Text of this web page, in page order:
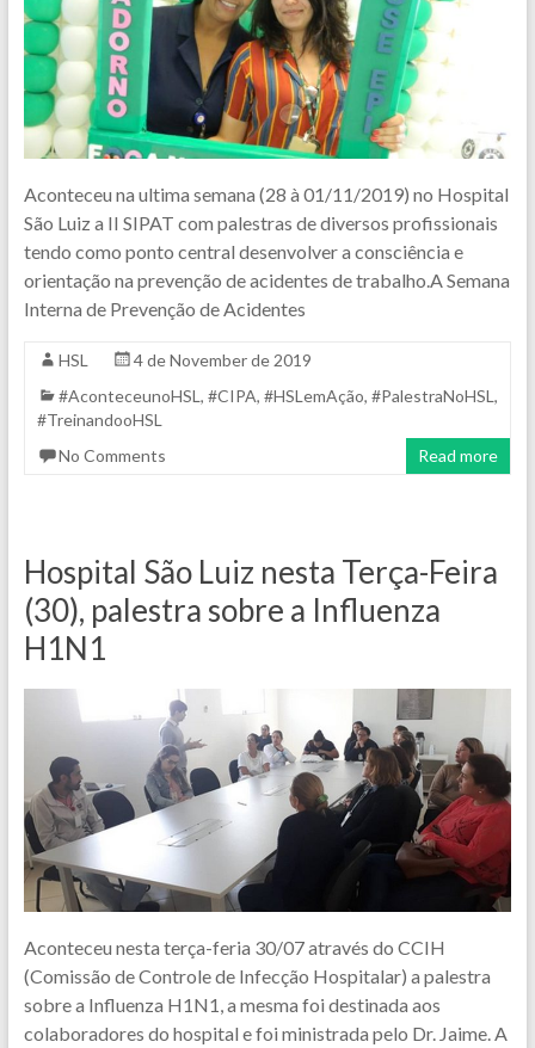
Aconteceu na ultima semana (28 à 01/11/2019) no Hospital
São Luiz a II SIPAT com palestras de diversos profissionais
tendo como ponto central desenvolver a consciência e
orientação na prevenção de acidentes de trabalho.A Semana
Interna de Prevenção de Acidentes
HSL
4 de November de 2019
#AconteceunoHSL , #CIPA, #HSLemAção, #PalestraNoHSL ,
#TreinandooHSL
No Comments
Read more
Hospital São Luiz nesta Terça-Feira
(30), palestra sobre a Influenza
H1N1
Aconteceu nesta terça-feria 30/07 através do CCIH
(Comissão de Controle de Infecção Hospitalar) a palestra
sobre a Influenza H1N1, a mesma foi destinada aos
colaboradores do hospital e foi ministrada pelo Dr. Jaime. A